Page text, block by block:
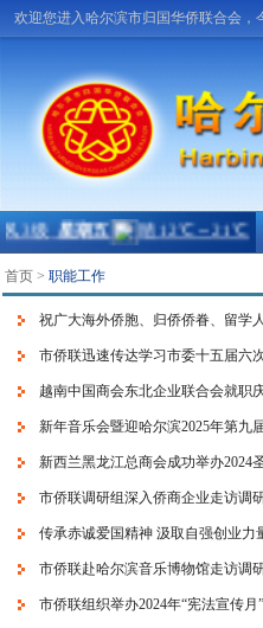
欢迎您进入哈尔滨市归国华侨联合会，
首页> 职能工作
祝广大海外侨胞、归侨侨眷、留学
市侨联迅速传达学习市委十五届六
越南中国商会东北企业联合会就职
新年音乐会暨迎哈尔滨2025年第九
新西兰黑龙江总商会成功举办2024
市侨联调研组深入侨商企业走访调
传承赤诚爱国精神 汲取自强创业
市侨联赴哈尔滨音乐博物馆走访调
市侨联组织举办2024年“宪法宣传